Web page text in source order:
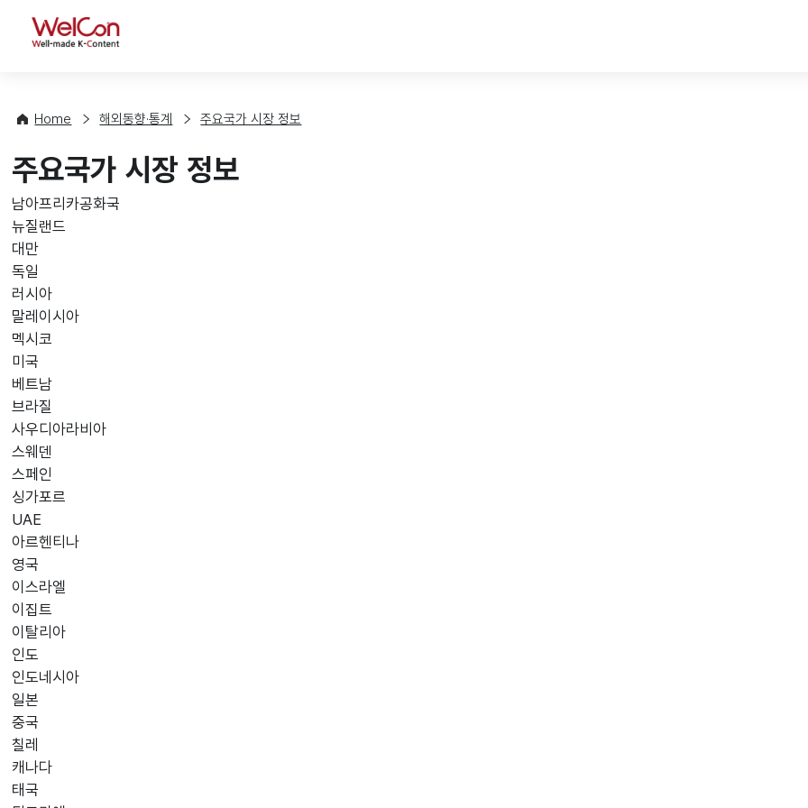
WelCon
Home 해외동향·통계 주요국가 시장 정보
주요국가 시장 정보
남아프리카공화국
뉴질랜드
대만
독일
러시아
말레이시아
멕시코
미국
베트남
브라질
사우디아라비아
스웨덴
스페인
싱가포르
UAE
아르헨티나
영국
이스라엘
이집트
이탈리아
인도
인도네시아
일본
중국
칠레
캐나다
태국